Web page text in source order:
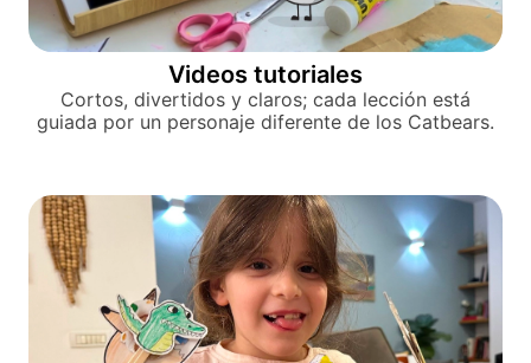
Videos tutoriales
Cortos, divertidos y claros; cada lección está
guiada por un personaje diferente de los Catbears.